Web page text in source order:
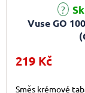
Vuse GO
Průměrné
219 Kč
Směs krémové